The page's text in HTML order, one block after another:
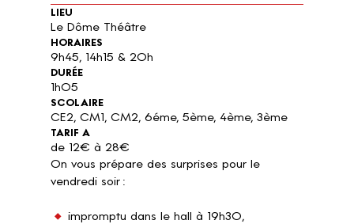
LIEU
Le Dôme Théâtre
HORAIRES
9h45, 14h15 & 20h
DURÉE
1h05
SCOLAIRE
CE2, CM1, CM2, 6éme, 5ème, 4ème, 3ème
TARIF A
de 12€ à 28€
On vous prépare des surprises pour le
vendredi soir :
impromptu dans le hall à 19h30,